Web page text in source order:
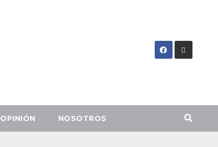
OPINIÓN NOSOTROS